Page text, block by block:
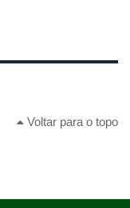
Voltar para o topo